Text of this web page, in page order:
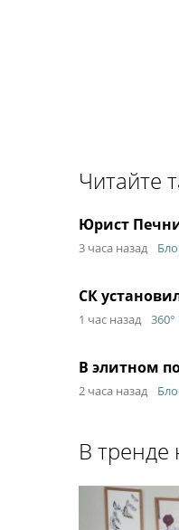
Читайте
Юрист
3 часа назад
СК
1 час назад
В элитном
2 часа назад
В тренде